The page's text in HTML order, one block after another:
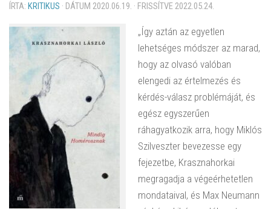
ÍRTA: KRITIKUS · DÁTUM 2020.06.19. · FRISSÍTVE 2022.05.24.
„Így aztán az egyetlen
lehetséges módszer az marad,
hogy az olvasó valóban
elengedi az értelmezés és
kérdés-válasz problémáját, és
egész egyszerűen
ráhagyatkozik arra, hogy Miklós
Szilveszter bevezesse egy
fejezetbe, Krasznahorkai
megragadja a végeérhetetlen
mondataival, és Max Neumann